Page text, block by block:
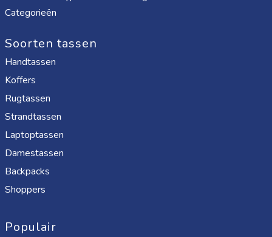
Categorieën
Soorten tassen
Handtassen
Koffers
Rugtassen
Strandtassen
Laptoptassen
Damestassen
Backpacks
Shoppers
Populair